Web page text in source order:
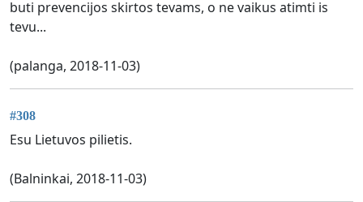
buti prevencijos skirtos tevams, o ne vaikus atimti is
tevu...
(palanga, 2018-11-03)
#308
Esu Lietuvos pilietis.
(Balninkai, 2018-11-03)